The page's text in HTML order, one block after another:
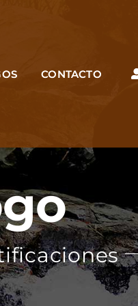
CONTACTO